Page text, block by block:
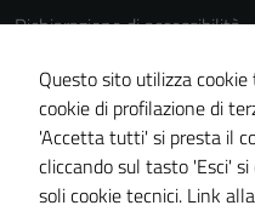
Dichiarazione di accessibilità
Dichiarazione di accessibilità
Whistleblowing
Piano di miglioramento del
Area riservata
Questo sito utilizza
cookie di profilazione di
'Accetta tutti' si presta il
cliccando sul tasto 'Esci'
soli cookie tecnici. Link